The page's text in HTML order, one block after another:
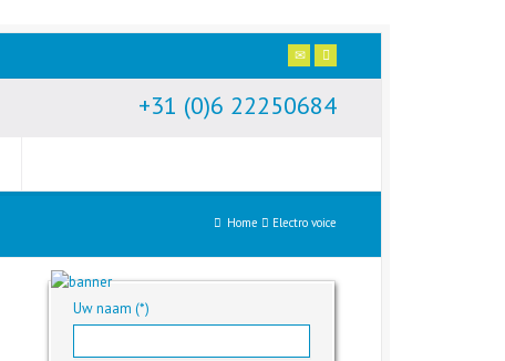
+31 (0)6 22250684
Home Electro voice
Uw naam (*)